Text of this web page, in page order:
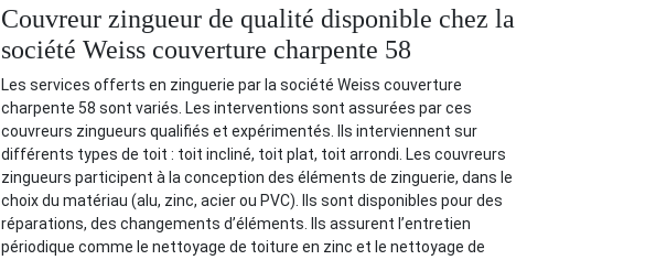
Couvreur zingueur de qualité disponible chez la
société Weiss couverture charpente 58
Les services offerts en zinguerie par la société Weiss couverture
charpente 58 sont variés. Les interventions sont assurées par ces
couvreurs zingueurs qualifiés et expérimentés. Ils interviennent sur
différents types de toit : toit incliné, toit plat, toit arrondi. Les couvreurs
zingueurs participent à la conception des éléments de zinguerie, dans le
choix du matériau (alu, zinc, acier ou PVC). Ils sont disponibles pour des
réparations, des changements d’éléments. Ils assurent l’entretien
périodique comme le nettoyage de toiture en zinc et le nettoyage de